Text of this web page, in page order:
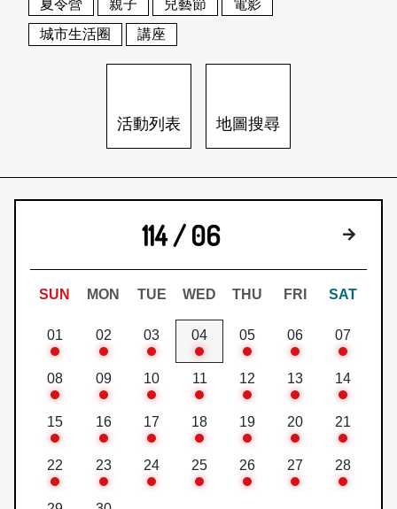
刊物索取地點
刊登活動
網站導覽 English
日本語 登入/註冊
夏令營
親子 兒藝節
電影
城市生活圈
講座
活動列表 地圖搜尋
114 / 06 下個月
SUN MON TUE WED THU FRI SAT
01 02 03 04 05 06 07
08 09 10 11 12 13 14
15 16 17 18 19 20 21
22 23 24 25 26 27 28